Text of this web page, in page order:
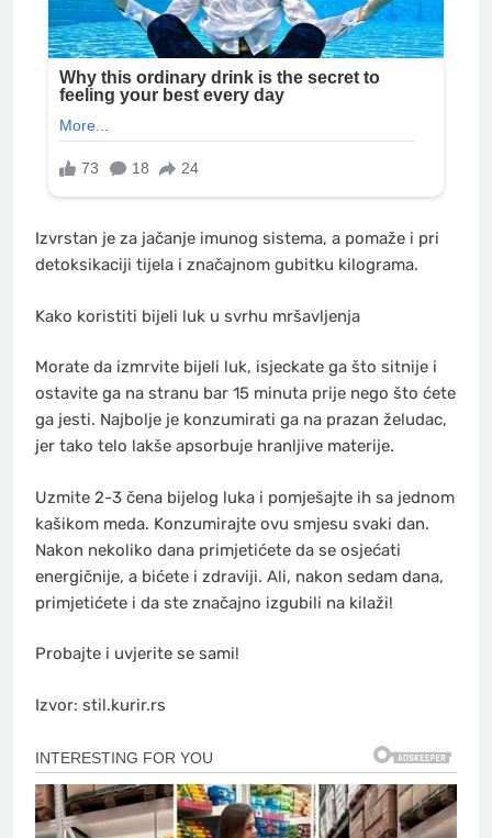
Izvrstan je za jačanje imunog sistema, a pomaže i pri
detoksikaciji tijela i značajnom gubitku kilograma.
Kako koristiti bijeli luk u svrhu mršavljenja
Morate da izmrvite bijeli luk, isjeckate ga što sitnije i
ostavite ga na stranu bar 15 minuta prije nego što ćete
ga jesti. Najbolje je konzumirati ga na prazan želudac,
jer tako telo lakše apsorbuje hranljive materije.
Uzmite 2-3 čena bijelog luka i pomješajte ih sa jednom
kašikom meda. Konzumirajte ovu smjesu svaki dan.
Nakon nekoliko dana primjetićete da se osjećati
energičnije, a bićete i zdraviji. Ali, nakon sedam dana,
primjetićete i da ste značajno izgubili na kilaži!
Probajte i uvjerite se sami!
Izvor: stil.kurir.rs